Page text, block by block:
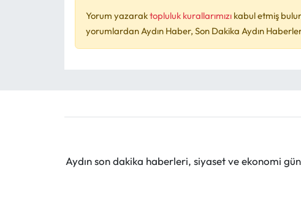
Yorum yazaraktopluluk kurallarımızı kabul etmiş
yorumlardan Aydın Haber, Son Dakika Aydın
Aydın son dakika haberleri, siyaset ve ekonomi